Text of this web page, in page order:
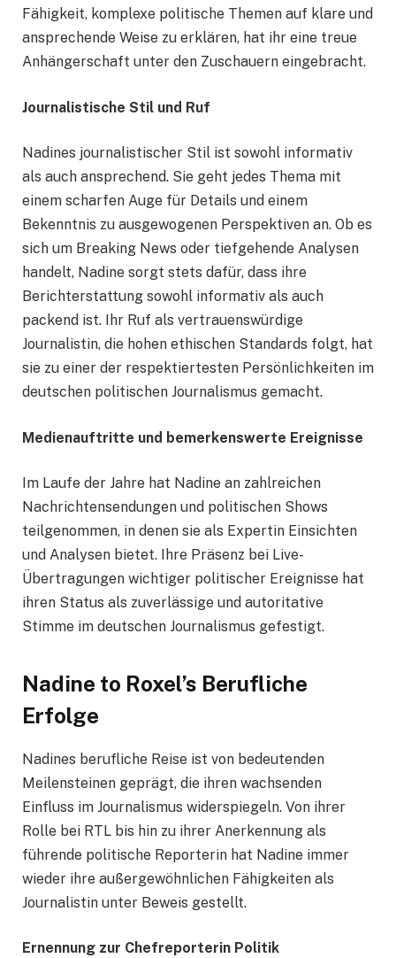
Fähigkeit, komplexe politische Themen auf klare und
ansprechende Weise zu erklären, hat ihr eine treue
Anhängerschaft unter den Zuschauern eingebracht.
Journalistische Stil und Ruf
Nadines journalistischer Stil ist sowohl informativ
als auch ansprechend. Sie geht jedes Thema mit
einem scharfen Auge für Details und einem
Bekenntnis zu ausgewogenen Perspektiven an. Ob es
sich um Breaking News oder tiefgehende Analysen
handelt, Nadine sorgt stets dafür, dass ihre
Berichterstattung sowohl informativ als auch
packend ist. Ihr Ruf als vertrauenswürdige
Journalistin, die hohen ethischen Standards folgt, hat
sie zu einer der respektiertesten Persönlichkeiten im
deutschen politischen Journalismus gemacht.
Medienauftritte und bemerkenswerte Ereignisse
Im Laufe der Jahre hat Nadine an zahlreichen
Nachrichtensendungen und politischen Shows
teilgenommen, in denen sie als Expertin Einsichten
und Analysen bietet. Ihre Präsenz bei Live-
Übertragungen wichtiger politischer Ereignisse hat
ihren Status als zuverlässige und autoritative
Stimme im deutschen Journalismus gefestigt.
Nadine to Roxel’s Berufliche
Erfolge
Nadines berufliche Reise ist von bedeutenden
Meilensteinen geprägt, die ihren wachsenden
Einfluss im Journalismus widerspiegeln. Von ihrer
Rolle bei RTL bis hin zu ihrer Anerkennung als
führende politische Reporterin hat Nadine immer
wieder ihre außergewöhnlichen Fähigkeiten als
Journalistin unter Beweis gestellt.
Ernennung zur Chefreporterin Politik